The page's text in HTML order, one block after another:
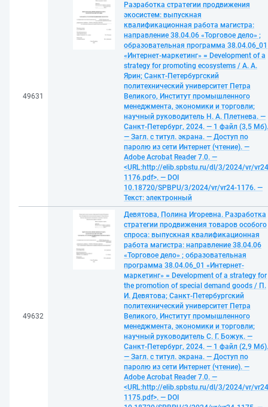
49631
Разработка стратегии продвижения
экосистем: выпускная
квалификационная работа магистра:
направление 38.04.06 «Торговое дело» ;
образовательная программа 38.04.06_01
«Интернет-маркетинг» = Development of a
strategy for promoting ecosystems / А. А.
Ярин; Санкт-Петербургский
политехнический университет Петра
Великого, Институт промышленного
менеджмента, экономики и торговли;
научный руководитель Н. А. Плетнева. —
Санкт-Петербург, 2024. — 1 файл (3,5 Мб).
— Загл. с титул. экрана. — Доступ по
паролю из сети Интернет (чтение). —
Adobe Acrobat Reader 7.0. —
<URL:http://elib.spbstu.ru/dl/3/2024/vr/
1176.pdf>. — DOI
10.18720/SPBPU/3/2024/vr/vr24-1176. —
Текст: электронный
49632
Девятова, Полина Игоревна. Разработка
стратегии продвижения товаров особого
спроса: выпускная квалификационная
работа магистра: направление 38.04.06
«Торговое дело» ; образовательная
программа 38.04.06_01 «Интернет-
маркетинг» = Development of a strategy for
the promotion of special demand goods / П.
И. Девятова; Санкт-Петербургский
политехнический университет Петра
Великого, Институт промышленного
менеджмента, экономики и торговли;
научный руководитель С. Г. Божук. —
Санкт-Петербург, 2024. — 1 файл (2,9 Мб).
— Загл. с титул. экрана. — Доступ по
паролю из сети Интернет (чтение). —
Adobe Acrobat Reader 7.0. —
<URL:http://elib.spbstu.ru/dl/3/2024/vr/
1175.pdf>. — DOI